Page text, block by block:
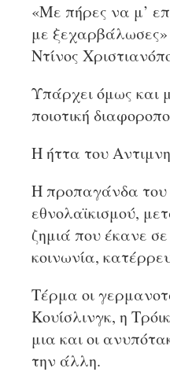
«Με πήρες να μ’
με
Ντίνος
Υπάρχει όμως και
ποιοτική
Η ήττα του
Η προπαγάνδα του
εθνολαϊκισμού,
ζημιά που έκανε σε
κοινωνία,
Τέρμα οι
Κουίσλινγκ, η
μια και οι
την άλλη.